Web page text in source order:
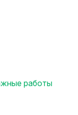
работы